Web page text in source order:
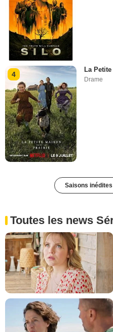
4
La
Drame
Saisons
Toutes les news